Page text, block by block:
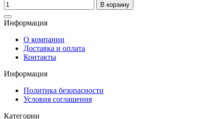
В корзину
Информация
О компании
Доставка и оплата
Контакты
Информация
Политика безопасности
Условия соглашения
Категории